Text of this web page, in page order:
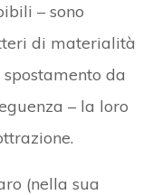
– sono
di materialità
da
– la loro
(nella sua